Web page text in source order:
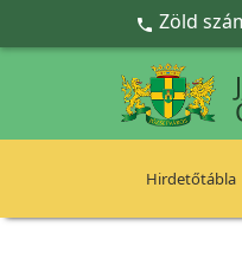
Ugrás a fő tartalomra
 Zöld
Hirdetőtábla